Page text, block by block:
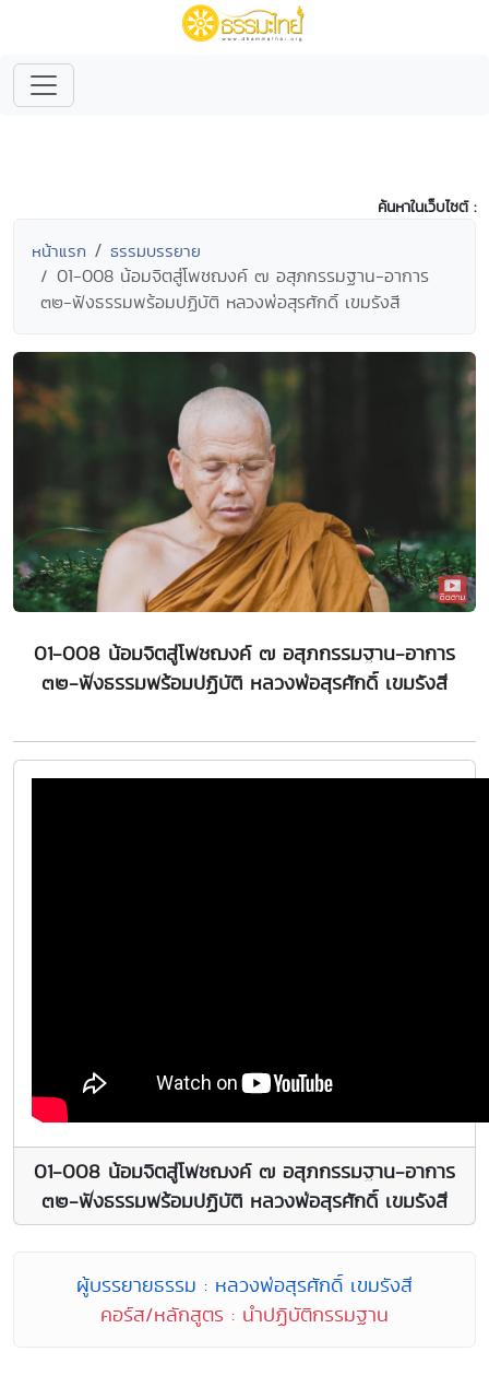
ค้นหาในเว็บไซต์ :
หน้าแรก ธรรมบรรยาย
01-008 น้อมจิตสู่โพชฌงค์ ๗ อสุภกรรมฐาน-อาการ
๓๒-ฟังธรรมพร้อมปฏิบัติ หลวงพ่อสุรศักดิ์ เขมรังสี
01-008 น้อมจิตสู่โพชฌงค์ ๗ อสุภกรรมฐาน-อาการ
๓๒-ฟังธรรมพร้อมปฏิบัติ หลวงพ่อสุรศักดิ์ เขมรังสี
01-008 น้อมจิตสู่โพชฌงค์ ๗ อสุภกรรมฐาน-อาการ
๓๒-ฟังธรรมพร้อมปฏิบัติ หลวงพ่อสุรศักดิ์ เขมรังสี
ผู้บรรยายธรรม : หลวงพ่อสุรศักดิ์ เขมรังสี
คอร์ส/หลักสูตร : นำปฏิบัติกรรมฐาน